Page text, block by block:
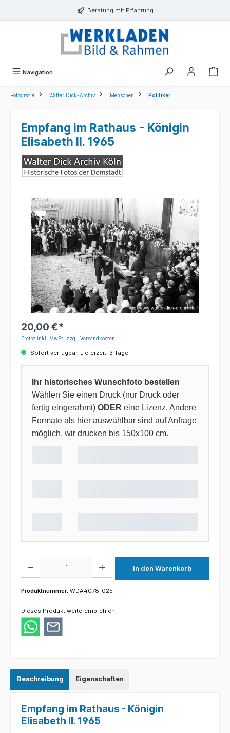
Beratung mit Erfahrung
Navigation
Fotografie Walter Dick-Archiv Menschen Politiker
Empfang im Rathaus - Königin
Elisabeth II. 1965
Bildergalerie überspringen
20,00 €*
Preise inkl. MwSt. zzgl. Versandkosten
Sofort verfügbar, Lieferzeit: 3 Tage
Ihr historisches Wunschfoto bestellen
Wählen Sie einen Druck (nur Druck oder
fertig eingerahmt) ODER eine Lizenz. Andere
Formate als hier auswählbar sind auf Anfrage
möglich, wir drucken bis 150x100 cm.
In den Warenkorb
Produktnummer: WDA4078-025
Dieses Produkt weiterempfehlen:
Beschreibung Eigenschaften
Empfang im Rathaus - Königin
Elisabeth II. 1965